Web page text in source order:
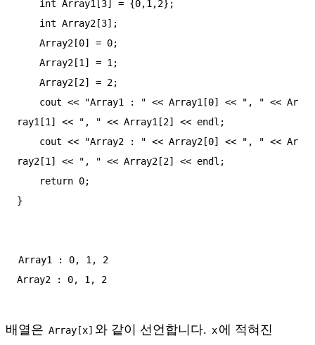
ray1[1] << ", " << Array1[2] << endl;
ray2[1] << ", " << Array2[2] << endl;
}
Array1 : 0, 1, 2
Array2 : 0, 1, 2
배열은 Array[x] 와 같이 선언합니다. x에 적혀진